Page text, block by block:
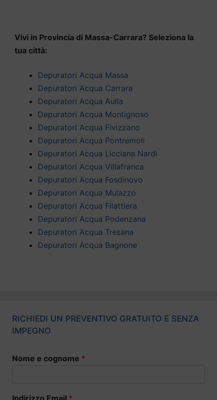
Vivi in Provincia di Massa-Carrara? Seleziona la
tua città:
Depuratori Acqua Massa
Depuratori Acqua Carrara
Depuratori Acqua Aulla
Depuratori Acqua Montignoso
Depuratori Acqua Fivizzano
Depuratori Acqua Pontremoli
Depuratori Acqua Licciana Nardi
Depuratori Acqua Villafranca
Depuratori Acqua Fosdinovo
Depuratori Acqua Mulazzo
Depuratori Acqua Filattiera
Depuratori Acqua Podenzana
Depuratori Acqua Tresana
Depuratori Acqua Bagnone
RICHIEDI UN PREVENTIVO GRATUITO E SENZA
IMPEGNO
Nome e cognome *
Indirizzo Email *